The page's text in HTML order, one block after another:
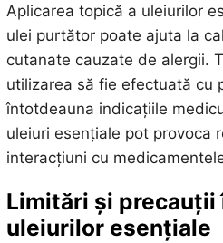
Aplicarea topică a uleiurilor
ulei purtător poate ajuta la
cutanate cauzate de alergii.
utilizarea să fie efectuată cu
întotdeauna indicațiile
uleiuri esențiale pot provoca
interacțiuni cu
Limitări și precauții
uleiurilor esențiale